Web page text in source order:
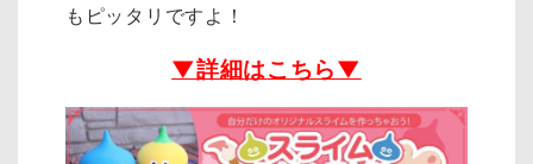
もピッタリですよ！
▼詳細はこちら▼